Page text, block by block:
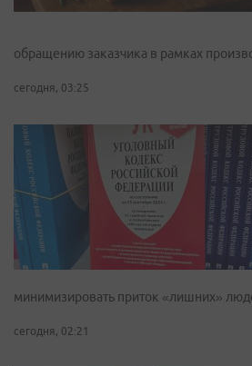
обращению заказчика в рамках
сегодня, 03:25
минимизировать приток «лишних»
сегодня, 02:21